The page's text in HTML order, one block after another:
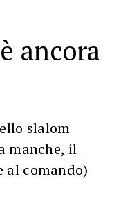
ancora
slalom
manche, il
al comando)